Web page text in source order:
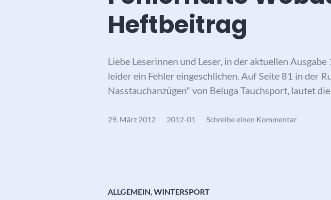
Heftbeitrag
Liebe Leserinnen und Leser, in der aktuellen
leider ein Fehler eingeschlichen. Auf Seite 81 in der
Nasstauchanzügen" von Beluga Tauchsport, lautet
29. März 2012 2012-01 Schreibe einen Kommentar
ALLGEMEIN, WINTERSPORT